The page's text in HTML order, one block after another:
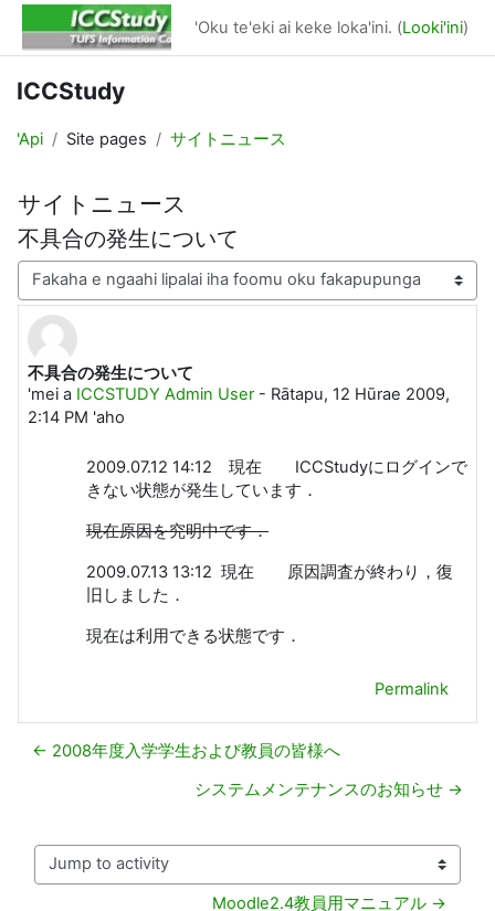
Skip to main content
'Oku te'eki ai keke loka'ini. (Looki'ini)
ICCStudy
'Api Site pages サイトニュース
サイトニュース
不具合の発生について
Display mode
不具合の発生について
'mei a ICCSTUDY Admin User- Rātapu, 12 Hūrae 2009,
2:14 PM 'aho
Number of replies: 0
2009.07.12 14:12 現在 ICCStudyにログインで
きない状態が発生しています．
現在原因を究明中です．
2009.07.13 13:12 現在 原因調査が終わり，復
旧しました．
現在は利用できる状態です．
Permalink
← 2008年度入学学生および教員の皆様へ
システムメンテナンスのお知らせ →
Jump to activity
Moodle2.4教員用マニュアル →